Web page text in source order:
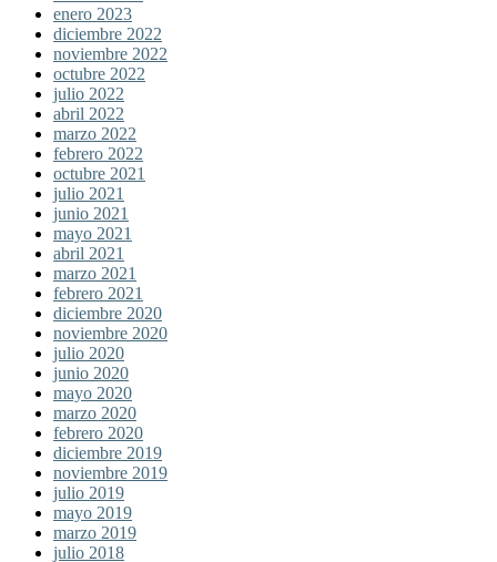
enero 2023
diciembre 2022
noviembre 2022
octubre 2022
julio 2022
abril 2022
marzo 2022
febrero 2022
octubre 2021
julio 2021
junio 2021
mayo 2021
abril 2021
marzo 2021
febrero 2021
diciembre 2020
noviembre 2020
julio 2020
junio 2020
mayo 2020
marzo 2020
febrero 2020
diciembre 2019
noviembre 2019
julio 2019
mayo 2019
marzo 2019
julio 2018